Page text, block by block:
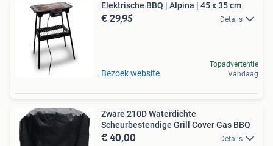
Elektrische BBQ | Alpina | 45 x 35 cm
€ 29,95 Details
Bezoek website
Topadvertentie
Vandaag
Zware 210D Waterdichte
Scheurbestendige Grill Cover Gas BBQ
€ 40,00 Details